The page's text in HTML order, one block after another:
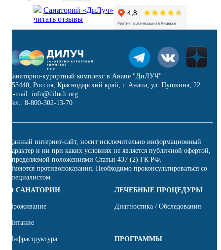
Санаторий «ДиЛуч»
читать отзывы
Санаторно-курортный комплекс в Анапе "ДиЛУЧ"
353440, Россия, Краснодарский край, г. Анапа, ул. Пушкина, 22.
E-mail: info@diluch.org
Тел.: 8-800-302-13-70
Данный интернет-сайт, носит исключительно информационный
характер и ни при каких условиях не является публичной офертой,
определяемой положениями Статьи 437 (2) ГК РФ.
Имеются противопоказания. Необходимо проконсультироваться со
специалистом.
О САНАТОРИИ
Проживание
Питание
Инфраструктура
ЛЕЧЕБНЫЕ ПРОЦЕДУРЫ
Диагностика / Обследования
ПРОГРАММЫ